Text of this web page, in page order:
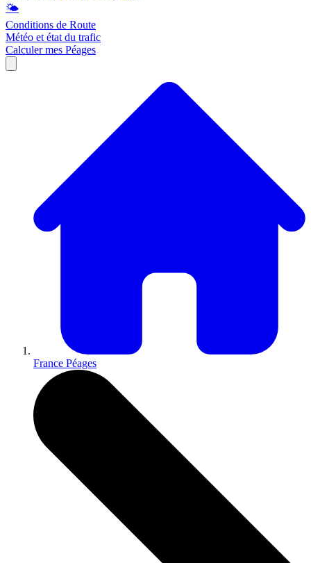
🌤️
Conditions de Route
Météo et état du trafic
Calculer mes Péages
France Péages